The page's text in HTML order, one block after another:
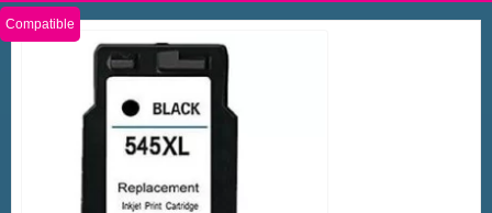
Compatible